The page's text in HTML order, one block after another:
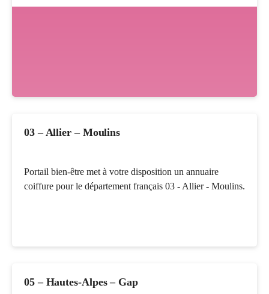
03 – Allier – Moulins
Portail bien-être met à votre disposition un annuaire
coiffure pour le département français 03 - Allier - Moulins.
05 – Hautes-Alpes – Gap